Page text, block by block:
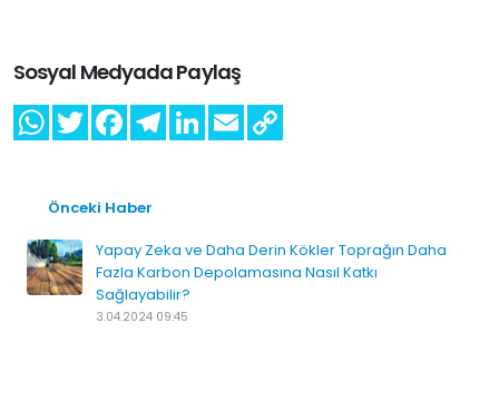
Sosyal Medyada Paylaş
Önceki Haber
Yapay Zeka ve Daha Derin Kökler Toprağın Daha
Fazla Karbon Depolamasına Nasıl Katkı
Sağlayabilir?
3.04.2024 09:45